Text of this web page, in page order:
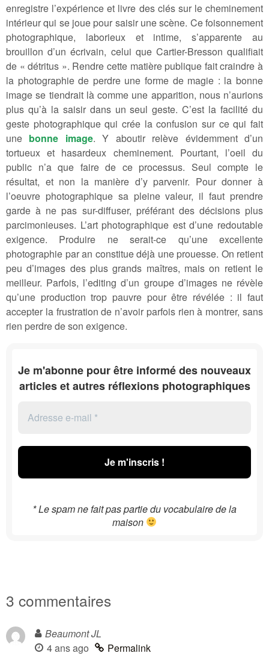
enregistre l’expérience et livre des clés sur le cheminement
intérieur qui se joue pour saisir une scène. Ce foisonnement
photographique, laborieux et intime, s’apparente au
brouillon d’un écrivain, celui que Cartier-Bresson qualifiait
de « détritus ». Rendre cette matière publique fait craindre à
la photographie de perdre une forme de magie : la bonne
image se tiendrait là comme une apparition, nous n’aurions
plus qu’à la saisir dans un seul geste. C’est la facilité du
geste photographique qui crée la confusion sur ce qui fait
une bonne image. Y aboutir relève évidemment d’un
tortueux et hasardeux cheminement. Pourtant, l’oeil du
public n’a que faire de ce processus. Seul compte le
résultat, et non la manière d’y parvenir. Pour donner à
l’oeuvre photographique sa pleine valeur, il faut prendre
garde à ne pas sur-diffuser, préférant des décisions plus
parcimonieuses. L’art photographique est d’une redoutable
exigence. Produire ne serait-ce qu’une excellente
photographie par an constitue déjà une prouesse. On retient
peu d’images des plus grands maîtres, mais on retient le
meilleur. Parfois, l’editing d’un groupe d’images ne révèle
qu’une production trop pauvre pour être révélée : il faut
accepter la frustration de n’avoir parfois rien à montrer, sans
rien perdre de son exigence.
Je m'abonne pour être informé des nouveaux
articles et autres réflexions photographiques
e-
mail
* Le spam ne fait pas partie du vocabulaire de la
maison
3 commentaires
Beaumont JL
4 ans ago
Permalink